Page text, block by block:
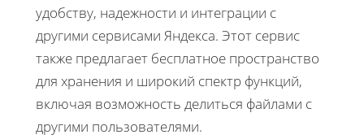
удобству, надежности и интеграции с
другими сервисами Яндекса. Этот сервис
также предлагает бесплатное пространство
для хранения и широкий спектр функций,
включая возможность делиться файлами с
другими пользователями.